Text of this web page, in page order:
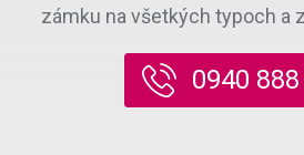
zámku na všetkých typoch a
0940